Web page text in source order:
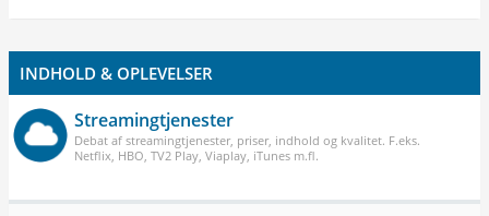
INDHOLD & OPLEVELSER
Streamingtjenester
Debat af streamingtjenester, priser, indhold og kvalitet. F.eks.
Netflix, HBO, TV2 Play, Viaplay, iTunes m.fl.